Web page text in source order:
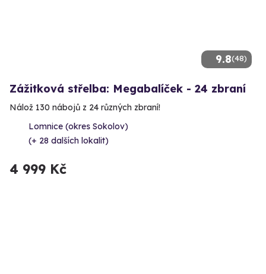
9.8(48)
Zážitková střelba: Megabalíček - 24 zbraní
Nálož 130 nábojů z 24 různých zbraní!
Lomnice (okres Sokolov)
(+ 28 dalších lokalit)
4 999 Kč